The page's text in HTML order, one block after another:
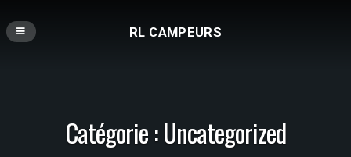
RL CAMPEURS
Catégorie :Uncategorized